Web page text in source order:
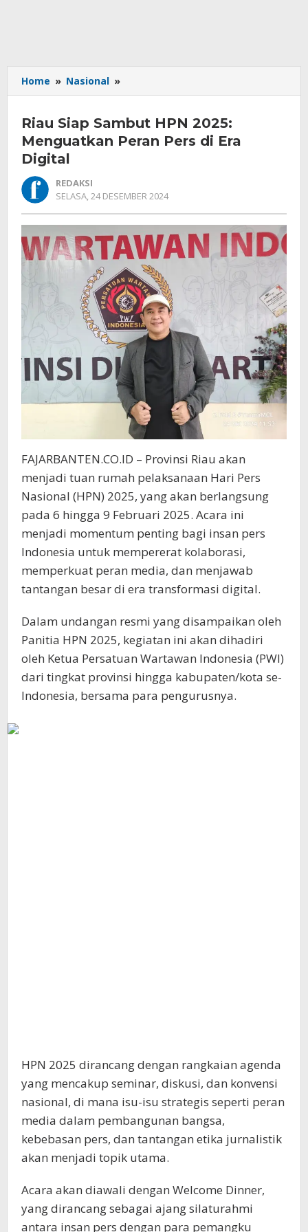
Home » Nasional »
Siap
HPN
2025:
di
Era
Digital
Riau Siap Sambut HPN 2025:
Menguatkan Peran Pers di Era
Digital
REDAKSI
SELASA, 24 DESEMBER 2024
FAJARBANTEN.CO.ID – Provinsi Riau akan
menjadi tuan rumah pelaksanaan Hari Pers
Nasional (HPN) 2025, yang akan berlangsung
pada 6 hingga 9 Februari 2025. Acara ini
menjadi momentum penting bagi insan pers
Indonesia untuk mempererat kolaborasi,
memperkuat peran media, dan menjawab
tantangan besar di era transformasi digital.
Dalam undangan resmi yang disampaikan oleh
Panitia HPN 2025, kegiatan ini akan dihadiri
oleh Ketua Persatuan Wartawan Indonesia (PWI)
dari tingkat provinsi hingga kabupaten/kota se-
Indonesia, bersama para pengurusnya.
HPN 2025 dirancang dengan rangkaian agenda
yang mencakup seminar, diskusi, dan konvensi
nasional, di mana isu-isu strategis seperti peran
media dalam pembangunan bangsa,
kebebasan pers, dan tantangan etika jurnalistik
akan menjadi topik utama.
Acara akan diawali dengan Welcome Dinner,
yang dirancang sebagai ajang silaturahmi
antara insan pers dengan para pemangku